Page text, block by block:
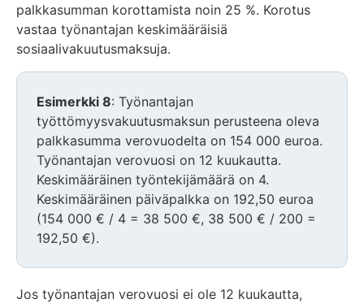
palkkasumman korottamista noin 25 %. Korotus
vastaa työnantajan keskimääräisiä
sosiaalivakuutusmaksuja.
Esimerkki 8: Työnantajan
työttömyysvakuutusmaksun perusteena oleva
palkkasumma verovuodelta on 154 000 euroa.
Työnantajan verovuosi on 12 kuukautta.
Keskimääräinen työntekijämäärä on 4.
Keskimääräinen päiväpalkka on 192,50 euroa
(154 000 € / 4 = 38 500 €, 38 500 € / 200 =
192,50 €).
Jos työnantajan verovuosi ei ole 12 kuukautta,